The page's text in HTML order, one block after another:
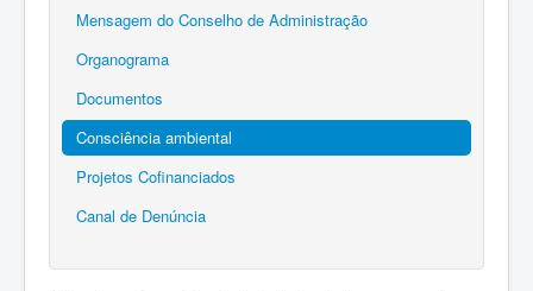
Mensagem do Conselho de Administração
Organograma
Documentos
Consciência ambiental
Projetos Cofinanciados
Canal de Denúncia